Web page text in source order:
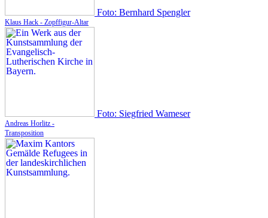
Foto: Bernhard Spengler
Klaus Hack - Zopffigur-Altar
Foto: Siegfried Wameser
Andreas Horlitz -
Transposition